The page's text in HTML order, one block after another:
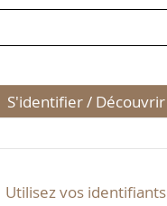
S'identifier / Découvrir
Utilisez vos identifiants